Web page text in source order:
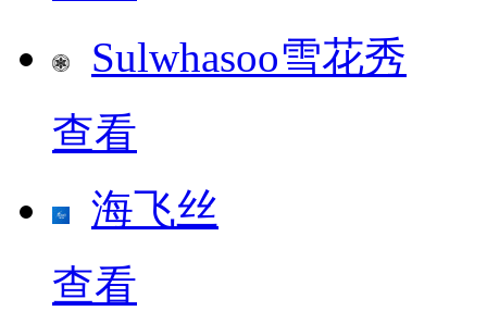
Sulwhasoo雪花秀
查看
海飞丝
查看